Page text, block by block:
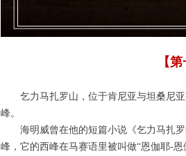
【
乞力马扎罗山，位于肯尼亚与坦桑尼亚
峰。
海明威曾在他的短篇小说《乞力马扎罗
峰，它的西峰在马赛语里被叫做“恩伽耶-